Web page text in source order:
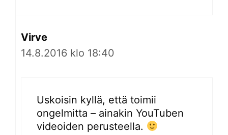
Virve
14.8.2016 klo 18:40
Uskoisin kyllä, että toimii
ongelmitta – ainakin YouTuben
videoiden perusteella.